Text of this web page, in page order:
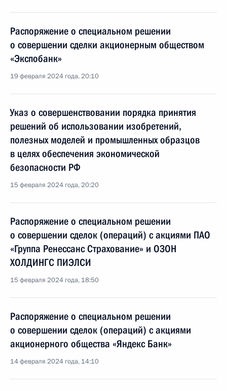
Распоряжение о специальном решении
о совершении сделки акционерным обществом
«Экспобанк»
19 февраля 2024 года, 20:10
Указ о совершенствовании порядка принятия
решений об использовании изобретений,
полезных моделей и промышленных образцов
в целях обеспечения экономической
безопасности РФ
15 февраля 2024 года, 20:20
Распоряжение о специальном решении
о совершении сделок (операций) с акциями ПАО
«Группа Ренессанс Страхование» и ОЗОН
ХОЛДИНГС ПИЭЛСИ
15 февраля 2024 года, 18:50
Распоряжение о специальном решении
о совершении сделок (операций) с акциями
акционерного общества «Яндекс Банк»
14 февраля 2024 года, 14:10